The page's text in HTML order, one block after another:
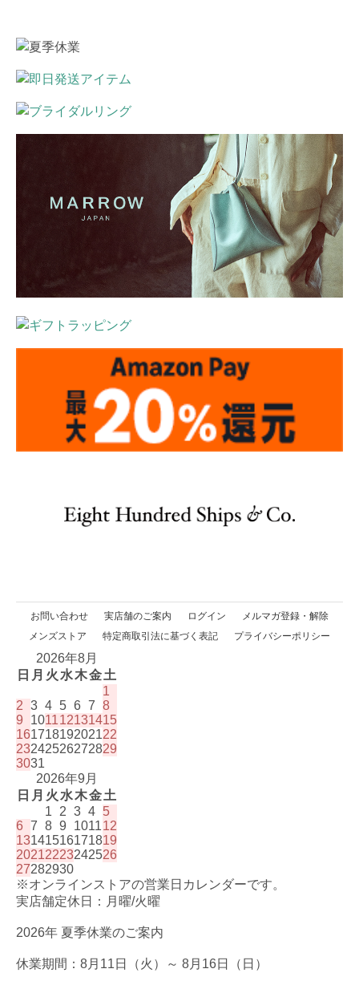
お問い合わせ 実店舗のご案内 ログイン
メルマガ登録・解除
メンズストア
特定商取引法に基づく表記 プライバシーポリシー
2026年8月
日 月 火 水木金土
1
2 3 4 5 6 7 8
9
101112131415
16171819202122
23242526272829
3031
2026年9月
日 月 火 水木金土
1
2 3 4 5
6 7 8 9 101112
13141516171819
20212223242526
27282930
※オンラインストアの営業日カレンダーです。
実店舗定休日：月曜/火曜
2026年 夏季休業のご案内
休業期間：8月11日（火）～ 8月16日（日）